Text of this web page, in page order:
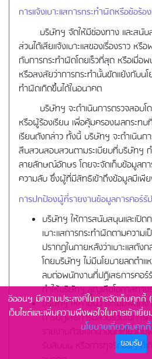
การแจ้งเบาะแสการกระทำผิดหรือข้อร้อ
บริษัทฯ จัดให้มีช่องทาง และสนับ
ส่วนได้เสียแจ้งเบาะแสของเรื่องราว ห
กับการกระทำผิดโดยเร็วที่สุด หรือเมื่อ
หรือสงสัยว่าการกระทำนั้นขัดแย้งกับน
ทำผิดเกิดขึ้นได้ในอนาคต
บริษัทฯ จะดำเนินการตรวจสอบโดย
หรือผู้ร้องเรียน เพื่อคุ้มครองผลกระท
เรียนดังกล่าว ทั้งนี้ บริษัทฯ จะดำเนินก
สืบสวนสอบสวนตามระเบียบที่บริษัทฯ ก
ลายลักษณ์อักษร โดยจะจัดเก็บข้อมูลการ
ความลับ ซึ่งผู้ที่มีสิทธิเข้าถึงข้อมูลมีเพี
การปกป้องผู้ที่รายงานข้อมูลการคอร์รั
บริษัทฯ ให้การสนับสนุนและเปิด
เบาะแสการกระทำผิดตามความ
ปรากฏในภายหลังว่าเบาะแสดัง
โดยบริษัทฯ ไม่มีนโยบายลดตำ
ลบต่อพนักงานที่ปฏิเสธการคอร์
ทำให้บริษัทฯ สูญเสียโอกาสทา
บริษัทฯ ให้คำมั่นว่าจะไม่มีพนักง
การปฏิเสธการมีส่วนร่วมในการ
รายงานด้วยเจตนาอันดีเกี่ยวกั
รับสินบน หรือการทุจริตอื่นๆ ที่เ
อิออนฯ มีความประสงค์ในการจัดเก็บคุกกี้
เว็บไซต์และเพิ่มความพึงพอใจในการเข้าเยี่
นโยบายเกี่ยวกับคุก
ยอมรับ